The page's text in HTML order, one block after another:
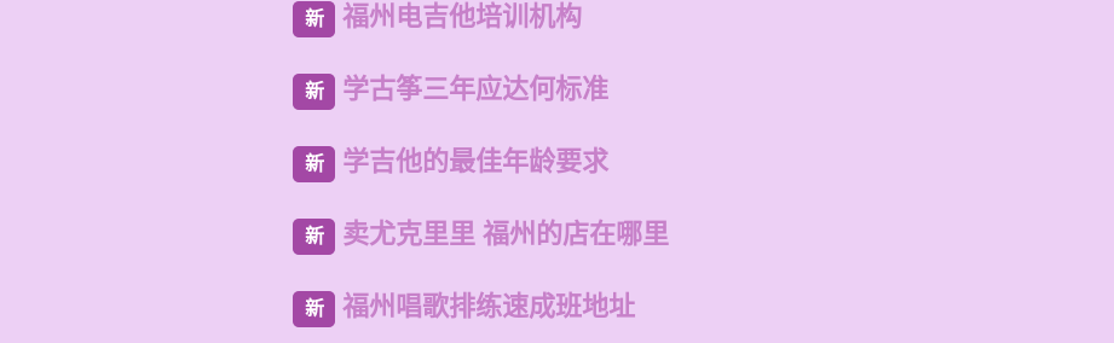
新 福州电吉他培训机构
新 学古筝三年应达何标准
新 学吉他的最佳年龄要求
新 卖尤克里里 福州的店在哪里
新 福州唱歌排练速成班地址